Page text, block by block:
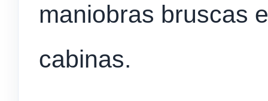
maniobras bruscas
cabinas.